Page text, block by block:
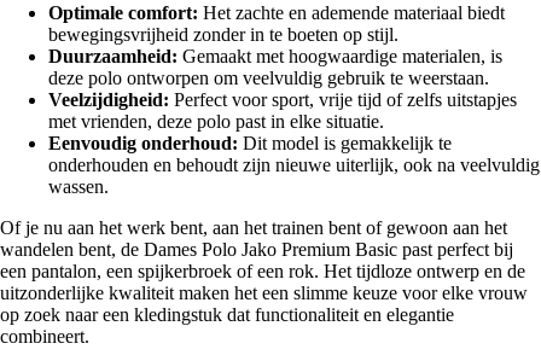
Optimale comfort: Het zachte en ademende materiaal biedt
bewegingsvrijheid zonder in te boeten op stijl.
Duurzaamheid: Gemaakt met hoogwaardige materialen, is
deze polo ontworpen om veelvuldig gebruik te weerstaan.
Veelzijdigheid: Perfect voor sport, vrije tijd of zelfs uitstapjes
met vrienden, deze polo past in elke situatie.
Eenvoudig onderhoud: Dit model is gemakkelijk te
onderhouden en behoudt zijn nieuwe uiterlijk, ook na veelvuldig
wassen.
Of je nu aan het werk bent, aan het trainen bent of gewoon aan het
wandelen bent, de Dames Polo Jako Premium Basic past perfect bij
een pantalon, een spijkerbroek of een rok. Het tijdloze ontwerp en de
uitzonderlijke kwaliteit maken het een slimme keuze voor elke vrouw
op zoek naar een kledingstuk dat functionaliteit en elegantie
combineert.